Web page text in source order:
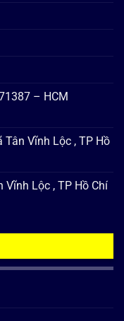
– HCM
Tân Vĩnh Lộc , TP Hồ
Vĩnh Lộc , TP Hồ Chí